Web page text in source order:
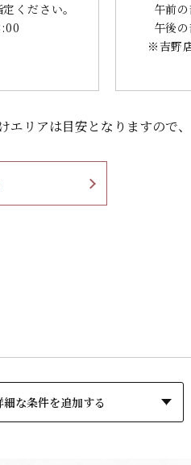
ください。
午前
午後
※吉野
エリアは目安となりますので、
細な条件を追加する